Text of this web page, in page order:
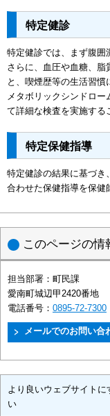
特定健診
特定健診では、まず腹囲
さらに、血圧や血糖、脂
と、喫煙歴等の生活習慣
メタボリックシンドロ
て詳細な検査を実施する
特定保健指導
特定健診の結果に基づき
合わせた保健指導を保健
このページの情
担当部署： 町民課
愛南町城辺甲2420番地
電話番号： 0895-72-7300
より良いウェブサイト
い